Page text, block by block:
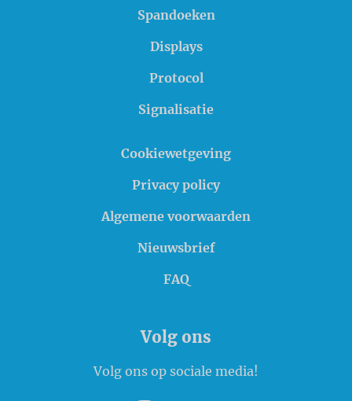
Spandoeken
Displays
Protocol
Signalisatie
Cookiewetgeving
Privacy policy
Algemene voorwaarden
Nieuwsbrief
FAQ
Volg ons
Volg ons op sociale media!